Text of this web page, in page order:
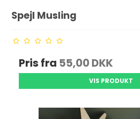
Spejl Musling
Pris fra 55,00 DKK
VIS PRODUKT